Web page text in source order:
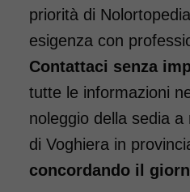
Carrozzina a
con forcella
rinforzata.
elevabili, ideale
necessità di
gambe a
intervento. Il
è di 7 giorni a
priorità di
esigenza con
Contattaci senza
tutte le informazioni
noleggio della sedia
di Voghiera in
concordando il